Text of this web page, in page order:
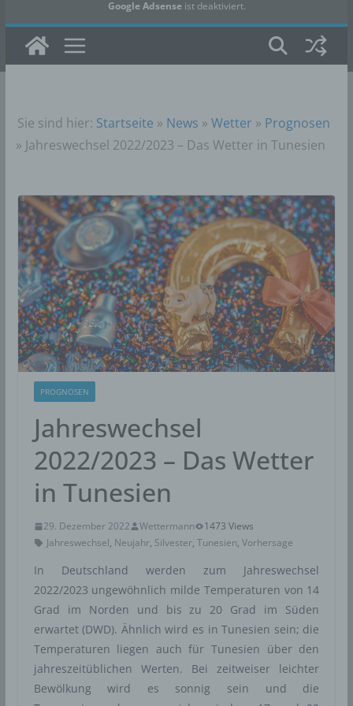
Google Adsenseist deaktiviert.
✓ Erlauben Datenschutzbedingungen
Sie sind hier: Startseite » News » Wetter » Prognosen
» Jahreswechsel 2022/2023 – Das Wetter in Tunesien
PROGNOSEN
Jahreswechsel
2022/2023 – Das Wetter
in Tunesien
29. Dezember 2022 Wettermann
1473 Views
Jahreswechsel, Neujahr, Silvester, Tunesien, Vorhersage
In Deutschland werden zum Jahreswechsel
2022/2023 ungewöhnlich milde Temperaturen von 14
Grad im Norden und bis zu 20 Grad im Süden
erwartet (DWD). Ähnlich wird es in Tunesien sein; die
Temperaturen liegen auch für Tunesien über den
jahreszeitüblichen Werten. Bei zeitweiser leichter
Bewölkung wird es sonnig sein und die